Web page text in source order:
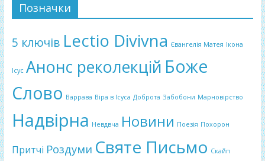
Позначки
5 ключів Lectio Divivna Євангелія Матея Ікона
Ісус Анонс реколекцій Боже
Слово Варрава Віра в Ісуса Доброта Забобони Марновірство
Надвірна Невдвча Новини Поезія Похорон
Притчі Роздуми Святе Письмо Скайп